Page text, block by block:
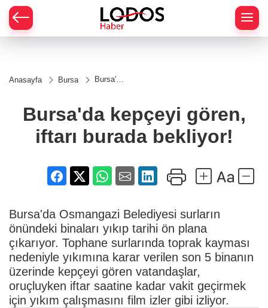
Anasayfa Bursa
Bursa'da
burada
Bursa'da kepçeyi gören,
iftarı burada bekliyor!
Bursa'da Osmangazi Belediyesi surların
önündeki binaları yıkıp tarihi ön plana
çıkarıyor. Tophane surlarında toprak kayması
nedeniyle yıkımına karar verilen son 5 binanın
üzerinde kepçeyi gören vatandaşlar,
oruçluyken iftar saatine kadar vakit geçirmek
için yıkım çalışmasını film izler gibi izliyor.